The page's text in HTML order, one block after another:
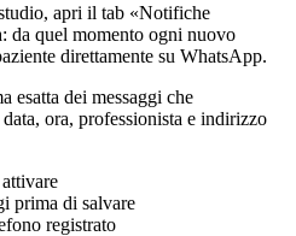
apri il tab «Notifiche
da quel momento ogni nuovo
direttamente su WhatsApp.
esatta dei messaggi che
ora, professionista e indirizzo
prima di salvare
registrato